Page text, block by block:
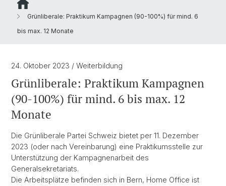
Grünliberale: Praktikum Kampagnen (90-100%) für mind. 6
bis max. 12 Monate
24. Oktober 2023 / Weiterbildung
Grünliberale: Praktikum Kampagnen
(90-100%) für mind. 6 bis max. 12
Monate
Die Grünliberale Partei Schweiz bietet per 11. Dezember
2023 (oder nach Vereinbarung) eine Praktikumsstelle zur
Unterstützung der Kampagnenarbeit des
Generalsekretariats.
Die Arbeitsplätze befinden sich in Bern, Home Office ist